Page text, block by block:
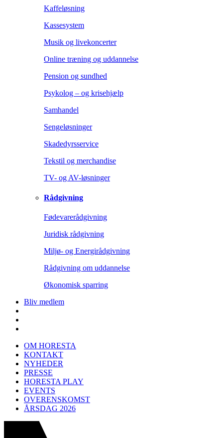
Kaffeløsning
Kassesystem
Musik og livekoncerter
Online træning og uddannelse
Pension og sundhed
Psykolog – og krisehjælp
Samhandel
Sengeløsninger
Skadedyrsservice
Tekstil og merchandise
TV- og AV-løsninger
Rådgivning
Fødevarerådgivning
Juridisk rådgivning
Miljø- og Energirådgivning
Rådgivning om uddannelse
Økonomisk sparring
Bliv medlem
OM HORESTA
KONTAKT
NYHEDER
PRESSE
HORESTA PLAY
EVENTS
OVERENSKOMST
ÅRSDAG 2026